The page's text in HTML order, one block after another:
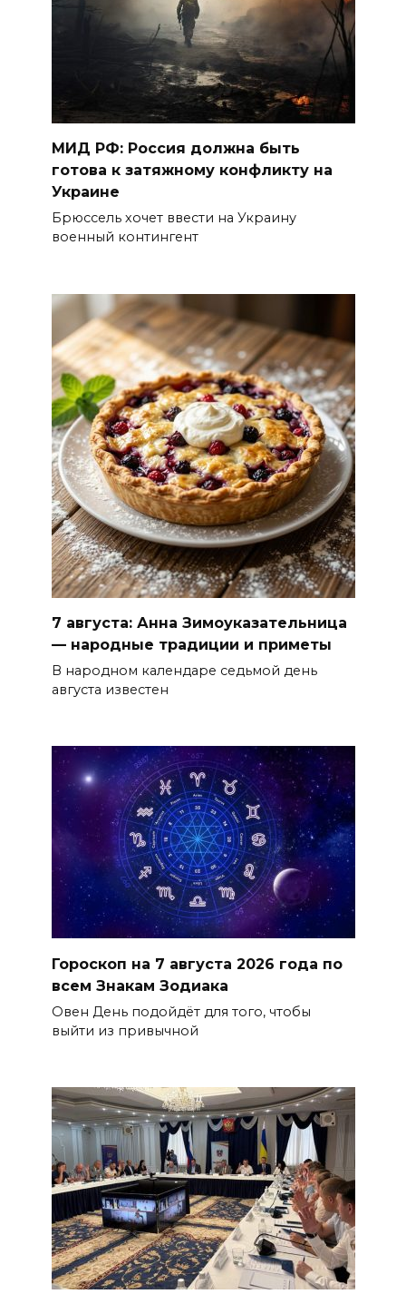
МИД РФ: Россия должна быть
готова к затяжному конфликту на
Украине
Брюссель хочет ввести на Украину
военный контингент
7 августа: Анна Зимоуказательница
— народные традиции и приметы
В народном календаре седьмой день
августа известен
Гороскоп на 7 августа 2026 года по
всем Знакам Зодиака
Овен День подойдёт для того, чтобы
выйти из привычной